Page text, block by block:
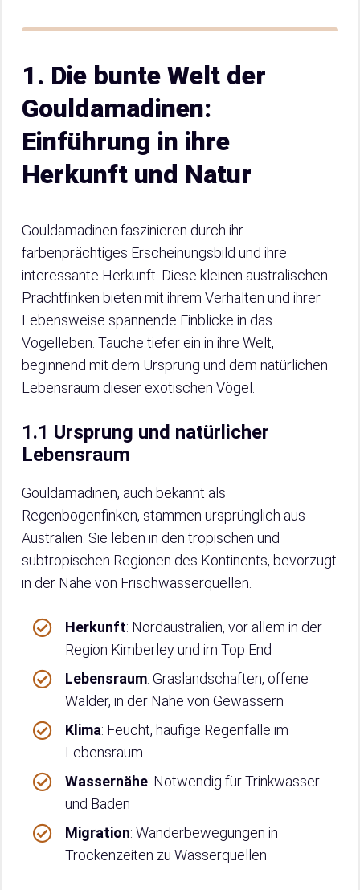
1. Die bunte Welt der
Gouldamadinen:
Einführung in ihre
Herkunft und Natur
Gouldamadinen faszinieren durch ihr
farbenprächtiges Erscheinungsbild und ihre
interessante Herkunft. Diese kleinen australischen
Prachtfinken bieten mit ihrem Verhalten und ihrer
Lebensweise spannende Einblicke in das
Vogelleben. Tauche tiefer ein in ihre Welt,
beginnend mit dem Ursprung und dem natürlichen
Lebensraum dieser exotischen Vögel.
1.1 Ursprung und natürlicher
Lebensraum
Gouldamadinen, auch bekannt als
Regenbogenfinken, stammen ursprünglich aus
Australien. Sie leben in den tropischen und
subtropischen Regionen des Kontinents, bevorzugt
in der Nähe von Frischwasserquellen.
Herkunft: Nordaustralien, vor allem in der
Region Kimberley und im Top End
Lebensraum: Graslandschaften, offene
Wälder, in der Nähe von Gewässern
Klima: Feucht, häufige Regenfälle im
Lebensraum
Wassernähe: Notwendig für Trinkwasser
und Baden
Migration: Wanderbewegungen in
Trockenzeiten zu Wasserquellen